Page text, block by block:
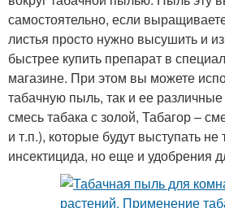
самостоятельно, если
листья просто нужно высушить и
быстрее купить препарат в
магазине. При этом вы можете
табачную пыль, так и ее
смесь табака с золой, Табагор –
и т.п.), которые будут выступать не
инсектицида, но еще и удобрения